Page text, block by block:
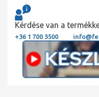
Kérdése van a
+36 1 700 3500